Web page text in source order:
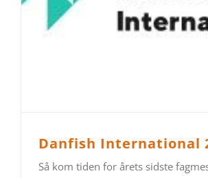
Danfish International
Så kom tiden for årets sidste